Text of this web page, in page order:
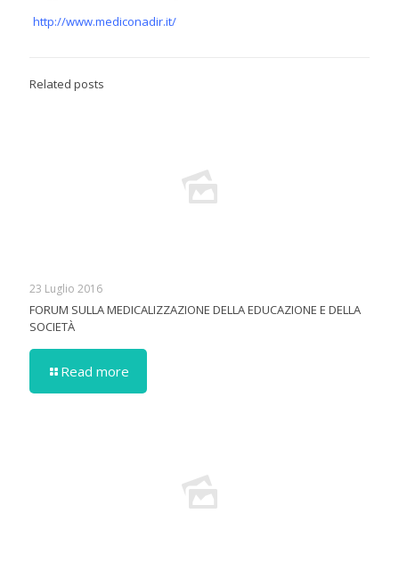
http://www.mediconadir.it/
Related posts
23 Luglio 2016
FORUM SULLA MEDICALIZZAZIONE DELLA EDUCAZIONE E DELLA
SOCIETÀ
Read more